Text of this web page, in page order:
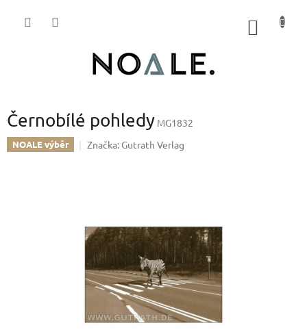
Černobílé pohledy MG1832
NOALE výběr Značka: Gutrath Verlag